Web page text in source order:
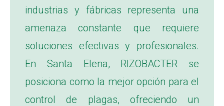
industrias y fábricas representa una
amenaza constante que requiere
soluciones efectivas y profesionales.
En Santa Elena, RIZOBACTER se
posiciona como la mejor opción para el
control de plagas, ofreciendo un